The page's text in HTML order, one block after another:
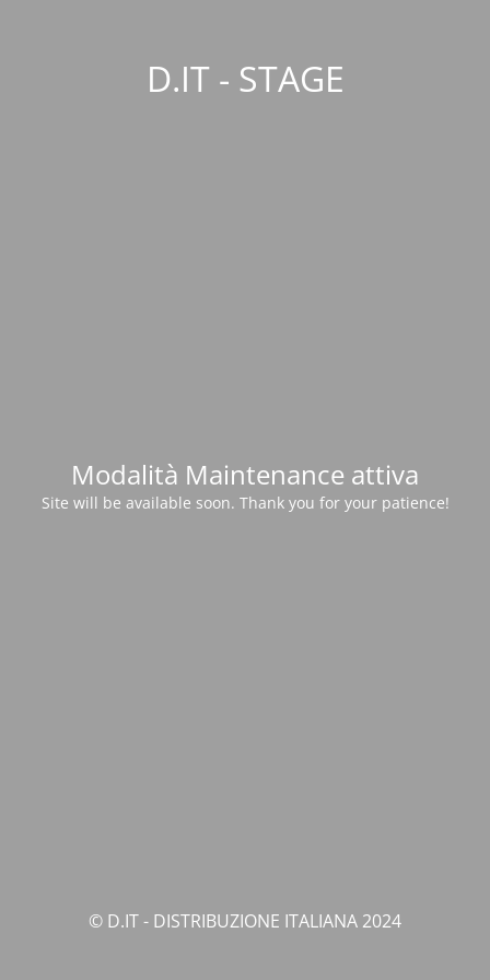
D.IT - STAGE
Modalità Maintenance attiva
Site will be available soon. Thank you for your patience!
© D.IT - DISTRIBUZIONE ITALIANA 2024